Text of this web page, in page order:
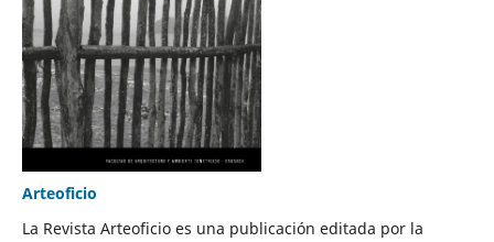
Arteoficio
La Revista Arteoficio es una publicación editada por la